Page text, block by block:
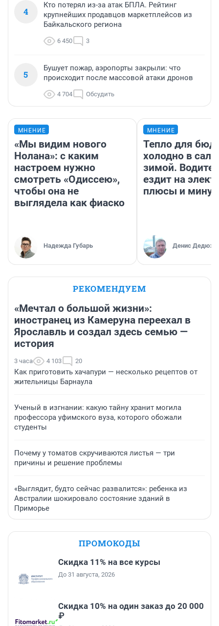
4
Кто потерял из-за атак БПЛА. Рейтинг
крупнейших продавцов маркетплейсов из
Байкальского региона
6 450 3
5
Бушует пожар, аэропорты закрыли: что
происходит после массовой атаки дронов
4 704 Обсудить
МНЕНИЕ
«Мы видим нового
Нолана»: с каким
настроем нужно
смотреть «Одиссею»,
чтобы она не
выглядела как фиаско
Надежда Губарь
МНЕНИЕ
Тепло для
холодно в
зимой.
ездит на
плюсы и
Денис
РЕКОМЕНДУЕМ
«Мечтал о большой жизни»:
иностранец из Камеруна переехал в
Ярославль и создал здесь семью —
история
3 часа 4 103 20
Как приготовить хачапури — несколько рецептов от
жительницы Барнаула
Ученый в изгнании: какую тайну хранит могила
профессора уфимского вуза, которого обожали
студенты
Почему у томатов скручиваются листья — три
причины и решение проблемы
«Выглядит, будто сейчас развалится»: ребенка из
Австралии шокировало состояние зданий в
Приморье
ПРОМОКОДЫ
Скидка 11% на все курсы
До 31 августа, 2026
Скидка 10% на один заказ до 20 000
₽